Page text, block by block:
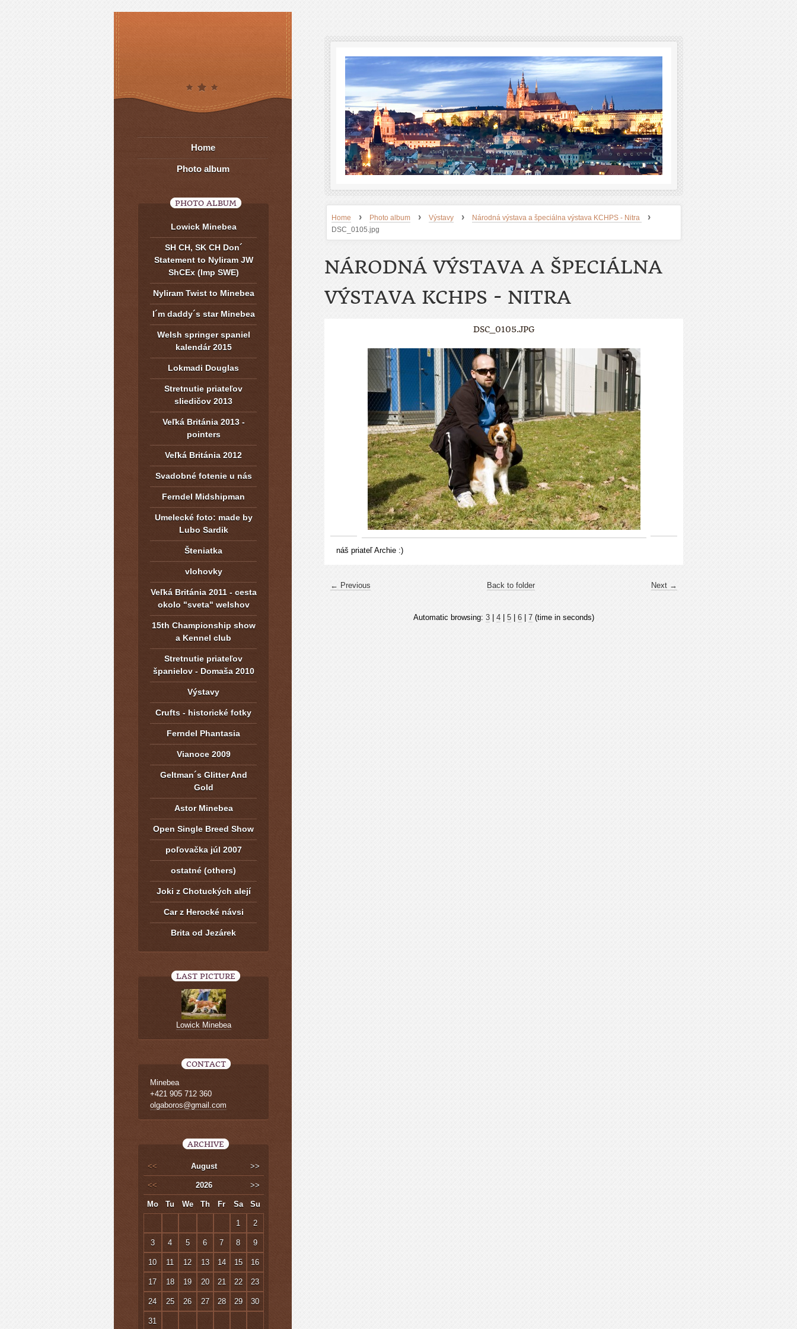
Home › Photo album › Výstavy › Národná výstava a špeciálna výstava KCHPS - Nitra ›
DSC_0105.jpg
NÁRODNÁ VÝSTAVA A ŠPECIÁLNA
VÝSTAVA KCHPS - NITRA
DSC_0105.JPG
náš priateľ Archie :)
← Previous Next →
Back to folder
Automatic browsing: 3 4 5 6 7 (time in seconds)
Home
Photo album
PHOTO ALBUM
Lowick Minebea
SH CH, SK CH Don´
Statement to Nyliram JW
ShCEx (Imp SWE)
Nyliram Twist to Minebea
I´m daddy´s star Minebea
Welsh springer spaniel
kalendár 2015
Lokmadi Douglas
Stretnutie priateľov
sliedičov 2013
Veľká Británia 2013 -
pointers
Veľká Británia 2012
Svadobné fotenie u nás
Ferndel Midshipman
Umelecké foto: made by
Lubo Sardik
Šteniatka
vlohovky
Veľká Británia 2011 - cesta
okolo "sveta" welshov
15th Championship show
a Kennel club
Stretnutie priateľov
španielov - Domaša 2010
Výstavy
Crufts - historické fotky
Ferndel Phantasia
Vianoce 2009
Geltman´s Glitter And
Gold
Astor Minebea
Open Single Breed Show
poľovačka júl 2007
ostatné (others)
Joki z Chotuckých alejí
Car z Herocké návsi
Brita od Jezárek
LAST PICTURE
Lowick Minebea
CONTACT
Minebea
+421 905 712 360
olgaboros@gmail.com
ARCHIVE
<< August >>
<< 2026 >>
Mo Tu We Th Fr Sa Su
1 2
3 4 5 6 7 8 9
10 11 12 13 14 15 16
17 18 19 20 21 22 23
24 25 26 27 28 29 30
31